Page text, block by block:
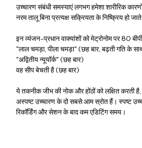
उच्चारण संबंधी समस्याएं लगभग हमेशा शारीरिक
नरम तालू बिना प्रत्यक्ष सक्रियता के निष्क्रिय हो
इन व्यंजन-प्रधान वाक्यांशों को मेट्रोनोम पर 80
"लाल चमड़ा, पीला चमड़ा" (छह बार, बढ़ती गति के
"अद्वितीय न्यूयॉर्क" (छह बार)
वह सीप बेचती है (छह बार)
ये तकनीक जीभ की नोक और होंठों को लक्षित करती है,
अस्पष्ट उच्चारण के दो सबसे आम स्रोत हैं। स्पष्ट
रिकॉर्डिंग और सेशन के बाद कम एडिटिंग समय।